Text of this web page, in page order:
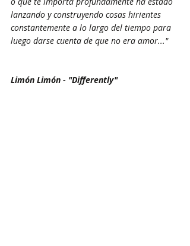
lanzando y construyendo cosas hirientes
constantemente a lo largo del tiempo para
luego darse cuenta de que no era amor..."
Limón Limón - "Differently"